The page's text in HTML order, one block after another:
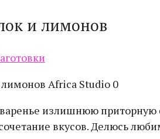
и лимонов
Africa Studio 0
излишнюю приторную
вкусов. Делюсь